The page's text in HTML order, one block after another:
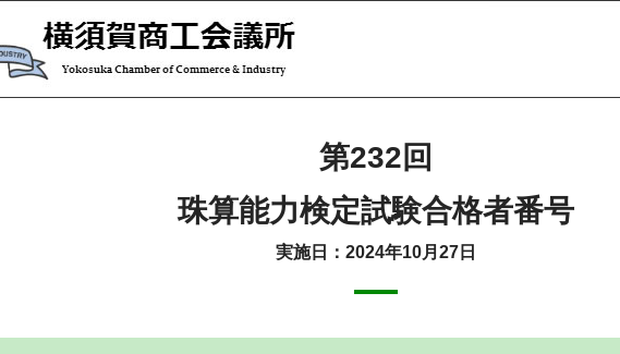
第232回
珠算能力検定試験合格者番号
実施日：2024年10月27日